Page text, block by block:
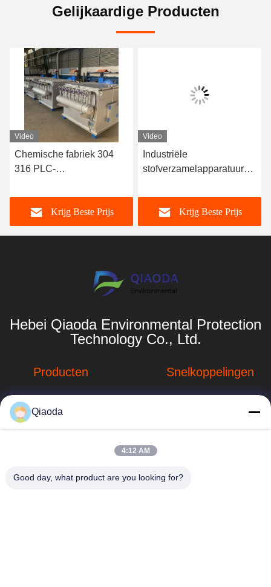
Gelijkaardige Producten
Video
Chemische fabriek 304
316 PLC-
stofverzamelaar van
roestvrij staalKrijg Beste Prijs
Video
Industriële
stofverzamelapparatuur
behandeling en
emissiebeheersing
Krijg Beste Prijs
Hebei Qiaoda Environmental Protection
Technology Co., Ltd.
Producten
Stofverzamelsystemen
Stofopvangsystemen
hbkedacc@gmail.com
8188867
Snelkoppelingen
Bedrijfprofiel
Qiaoda
4:12 AM
Good day, what product are you looking for?